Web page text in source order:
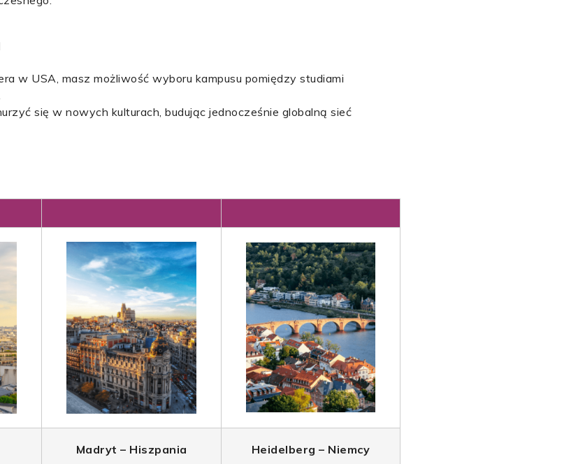
w USA, masz możliwość wyboru kampusu pomiędzy studiami
się w nowych kulturach, budując jednocześnie globalną sieć
Madryt – Hiszpania Heidelberg – Niemcy